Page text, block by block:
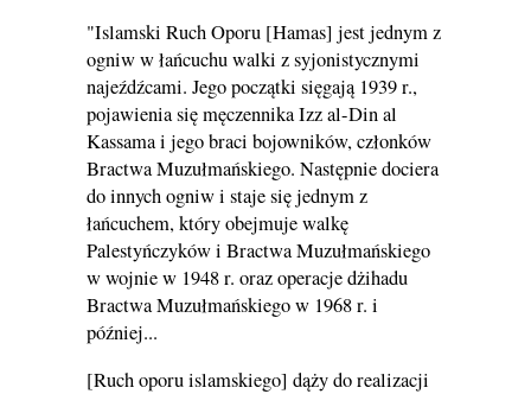
"Islamski Ruch Oporu [Hamas] jest jednym z
ogniw w łańcuchu walki z syjonistycznymi
najeźdźcami. Jego początki sięgają 1939 r.,
pojawienia się męczennika Izz al-Din al
Kassama i jego braci bojowników, członków
Bractwa Muzułmańskiego. Następnie dociera
do innych ogniw i staje się jednym z
łańcuchem, który obejmuje walkę
Palestyńczyków i Bractwa Muzułmańskiego
w wojnie w 1948 r. oraz operacje dżihadu
Bractwa Muzułmańskiego w 1968 r. i
później...
[Ruch oporu islamskiego] dąży do realizacji